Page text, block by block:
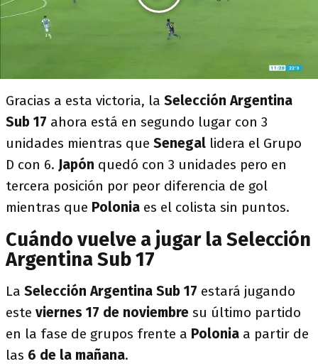
Gracias a esta victoria, la Selección Argentina
Sub 17 ahora está en segundo lugar con 3
unidades mientras que Senegal lidera el Grupo
D con 6. Japón quedó con 3 unidades pero en
tercera posición por peor diferencia de gol
mientras que Polonia es el colista sin puntos.
Cuándo vuelve a jugar la Selección
Argentina Sub 17
La Selección Argentina Sub 17 estará jugando
este viernes 17 de noviembre su último partido
en la fase de grupos frente a Polonia a partir de
las 6 de la mañana.